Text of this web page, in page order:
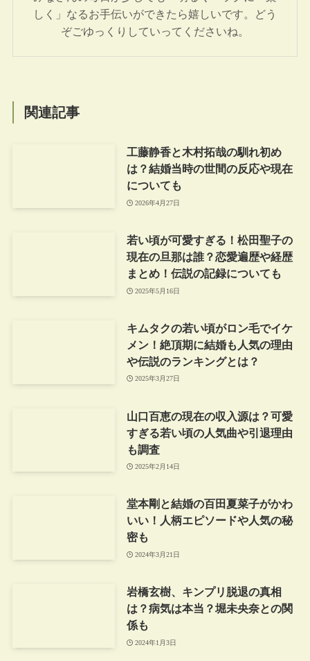
しく」なるお手伝いができたら嬉しいです。どう
ぞごゆっくりしていってくださいね。
関連記事
工藤静香と木村拓哉の馴れ初め
は？結婚当時の世間の反応や現在
についても
2026年4月27日
若い頃が可愛すぎる！松田聖子の
現在の旦那は誰？恋愛遍歴や経歴
まとめ！伝説の記録についても
2025年5月16日
キムタクの若い頃がロン毛でイケ
メン！絶頂期に結婚も人気の理由
や伝説のランキングとは？
2025年3月27日
山口百恵の現在の収入源は？可愛
すぎる若い頃の人気曲や引退理由
も調査
2025年2月14日
堂本剛と結婚の百田夏菜子がかわ
いい！人柄エピソードや人気の秘
密も
2024年3月21日
岩橋玄樹、キンプリ脱退の真相
は？病気は本当？堀未央奈との関
係も
2024年1月3日